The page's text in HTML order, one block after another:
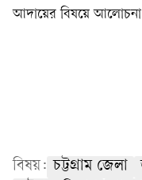
আদায়ের বিষয়ে আলোচনা
বিষয়: চট্টগ্রাম জেলা